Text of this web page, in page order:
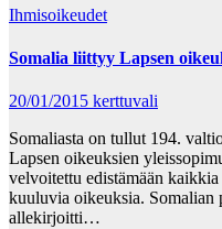
Ihmisoikeudet
Somalia liittyy Lapsen
20/01/2015 kerttuvali
Somaliasta on tullut 194.
Lapsen oikeuksien
velvoitettu edistämään
kuuluvia oikeuksia. Somalian
allekirjoitti…